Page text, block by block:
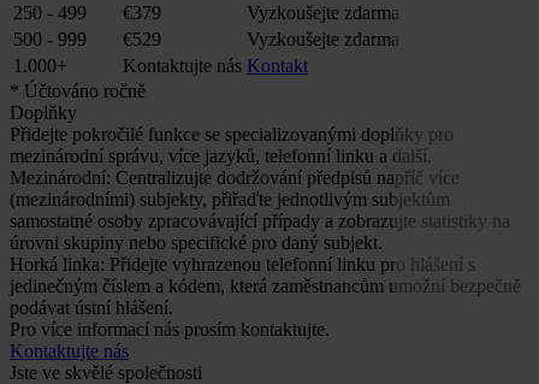
250 - 499
€379
Vyzkoušejte zdarma
500 - 999
€529
Vyzkoušejte zdarma
1.000+
Kontaktujte nás Kontakt
* Účtováno ročně
Doplňky
Přidejte pokročilé funkce se specializovanými doplňky pro
mezinárodní správu, více jazyků, telefonní linku a další.
Mezinárodní: Centralizujte dodržování předpisů napříč více
(mezinárodními) subjekty, přiřaďte jednotlivým subjektům
samostatné osoby zpracovávající případy a zobrazujte statistiky na
úrovni skupiny nebo specifické pro daný subjekt.
Horká linka: Přidejte vyhrazenou telefonní linku pro hlášení s
jedinečným číslem a kódem, která zaměstnancům umožní bezpečně
podávat ústní hlášení.
Pro více informací nás prosím kontaktujte.
Kontaktujte nás
Jste ve skvělé společnosti